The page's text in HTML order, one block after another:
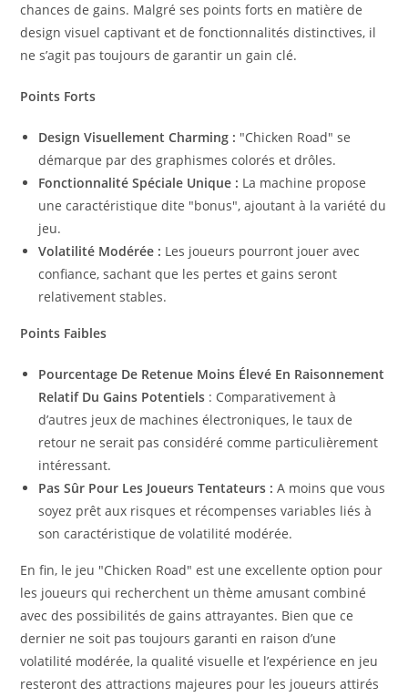
chances de gains. Malgré ses points forts en matière de
design visuel captivant et de fonctionnalités distinctives, il
ne s’agit pas toujours de garantir un gain clé.
Points Forts
Design Visuellement Charming : "Chicken Road" se
démarque par des graphismes colorés et drôles.
Fonctionnalité Spéciale Unique : La machine propose
une caractéristique dite "bonus", ajoutant à la variété du
jeu.
Volatilité Modérée : Les joueurs pourront jouer avec
confiance, sachant que les pertes et gains seront
relativement stables.
Points Faibles
Pourcentage De Retenue Moins Élevé En Raisonnement
Relatif Du Gains Potentiels : Comparativement à
d’autres jeux de machines électroniques, le taux de
retour ne serait pas considéré comme particulièrement
intéressant.
Pas Sûr Pour Les Joueurs Tentateurs :A moins que vous
soyez prêt aux risques et récompenses variables liés à
son caractéristique de volatilité modérée.
En fin, le jeu "Chicken Road" est une excellente option pour
les joueurs qui recherchent un thème amusant combiné
avec des possibilités de gains attrayantes. Bien que ce
dernier ne soit pas toujours garanti en raison d’une
volatilité modérée, la qualité visuelle et l’expérience en jeu
resteront des attractions majeures pour les joueurs attirés